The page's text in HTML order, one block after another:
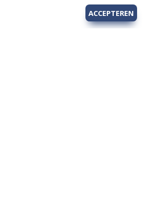
ACCEPTEREN